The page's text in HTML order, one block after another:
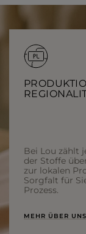
Bei Lou zählt
der Stoffe
zur lokalen
Sorgfalt für
Prozess.
MEHR ÜBER